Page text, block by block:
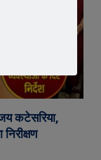
कटेसरिया,